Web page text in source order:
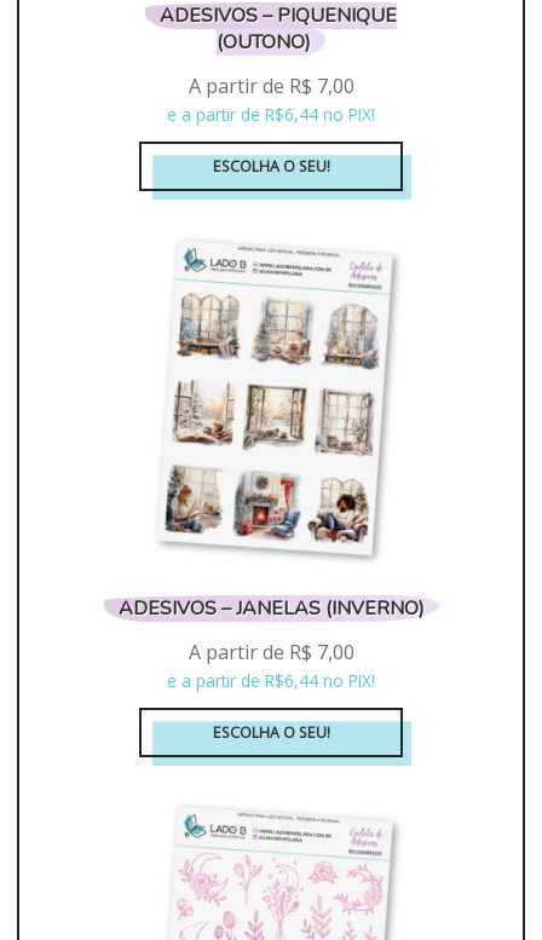
ADESIVOS – PIQUENIQUE
(OUTONO)
A partir de R$ 7,00
e a partir de R$6,44 no PIX!
ESCOLHA O SEU!
Este
tem
várias
variantes.
As
opções
podem
ser
escolhidas
na
página
do
produto
ADESIVOS – JANELAS (INVERNO)
A partir de R$ 7,00
e a partir de R$6,44 no PIX!
ESCOLHA O SEU!
Este
tem
várias
variantes.
As
opções